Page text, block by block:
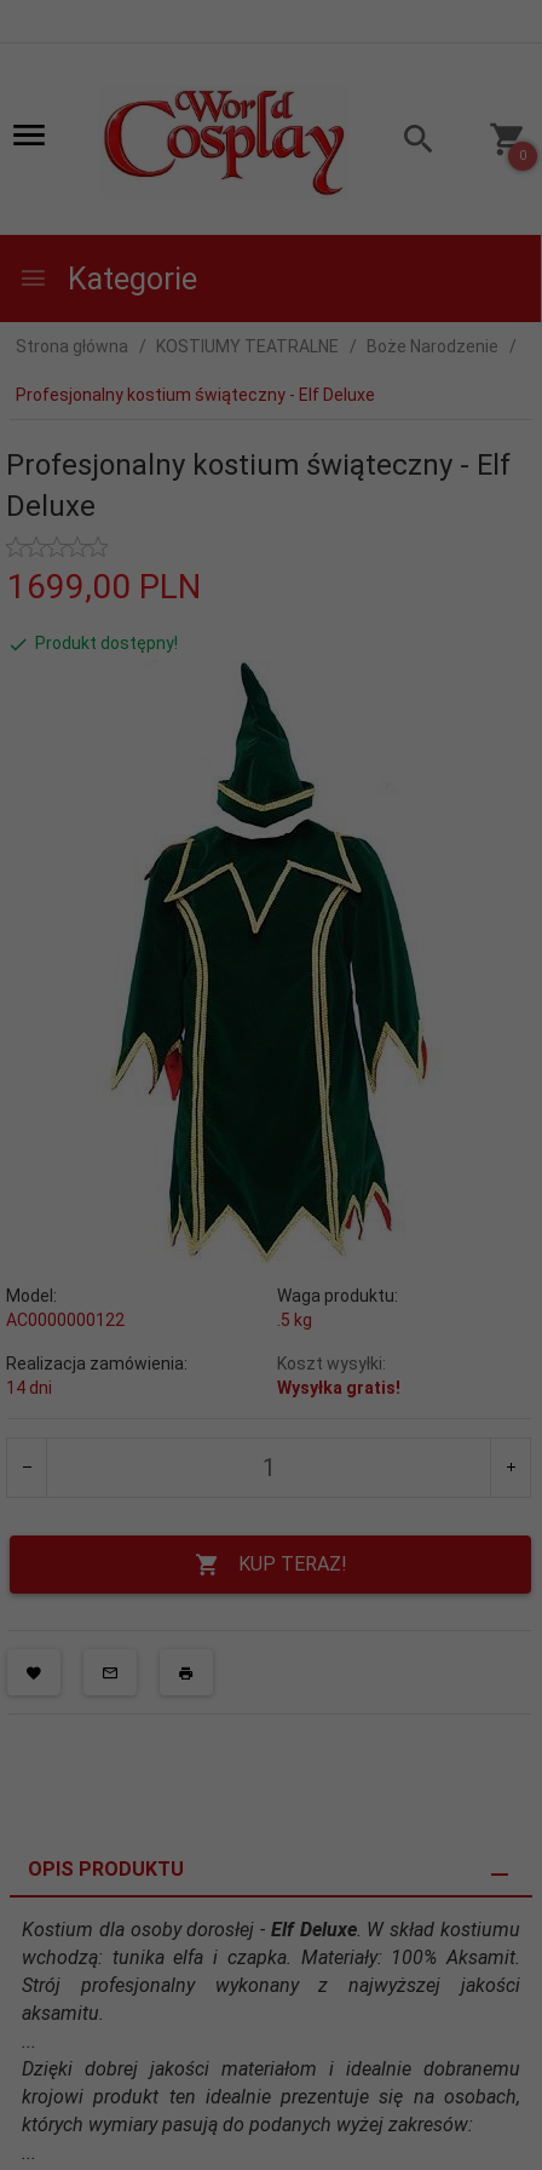
0
Kategorie
Strona główna KOSTIUMY TEATRALNE Boże Narodzenie
Profesjonalny kostium świąteczny - Elf Deluxe
Profesjonalny kostium świąteczny - Elf
Deluxe
1699,00 PLN
Produkt dostępny!
Model:
AC0000000122
Waga produktu:
.5 kg
Realizacja zamówienia:
14 dni
Koszt wysyłki:
Wysyłka gratis!
KUP TERAZ!
OPIS PRODUKTU
Kostium dla osoby dorosłej - Elf Deluxe. W skład kostiumu
wchodzą: tunika elfa i czapka. Materiały: 100% Aksamit.
Strój profesjonalny wykonany z najwyższej jakości
aksamitu.
...
Dzięki dobrej jakości materiałom i idealnie dobranemu
krojowi produkt ten idealnie prezentuje się na osobach,
których wymiary pasują do podanych wyżej zakresów:
...